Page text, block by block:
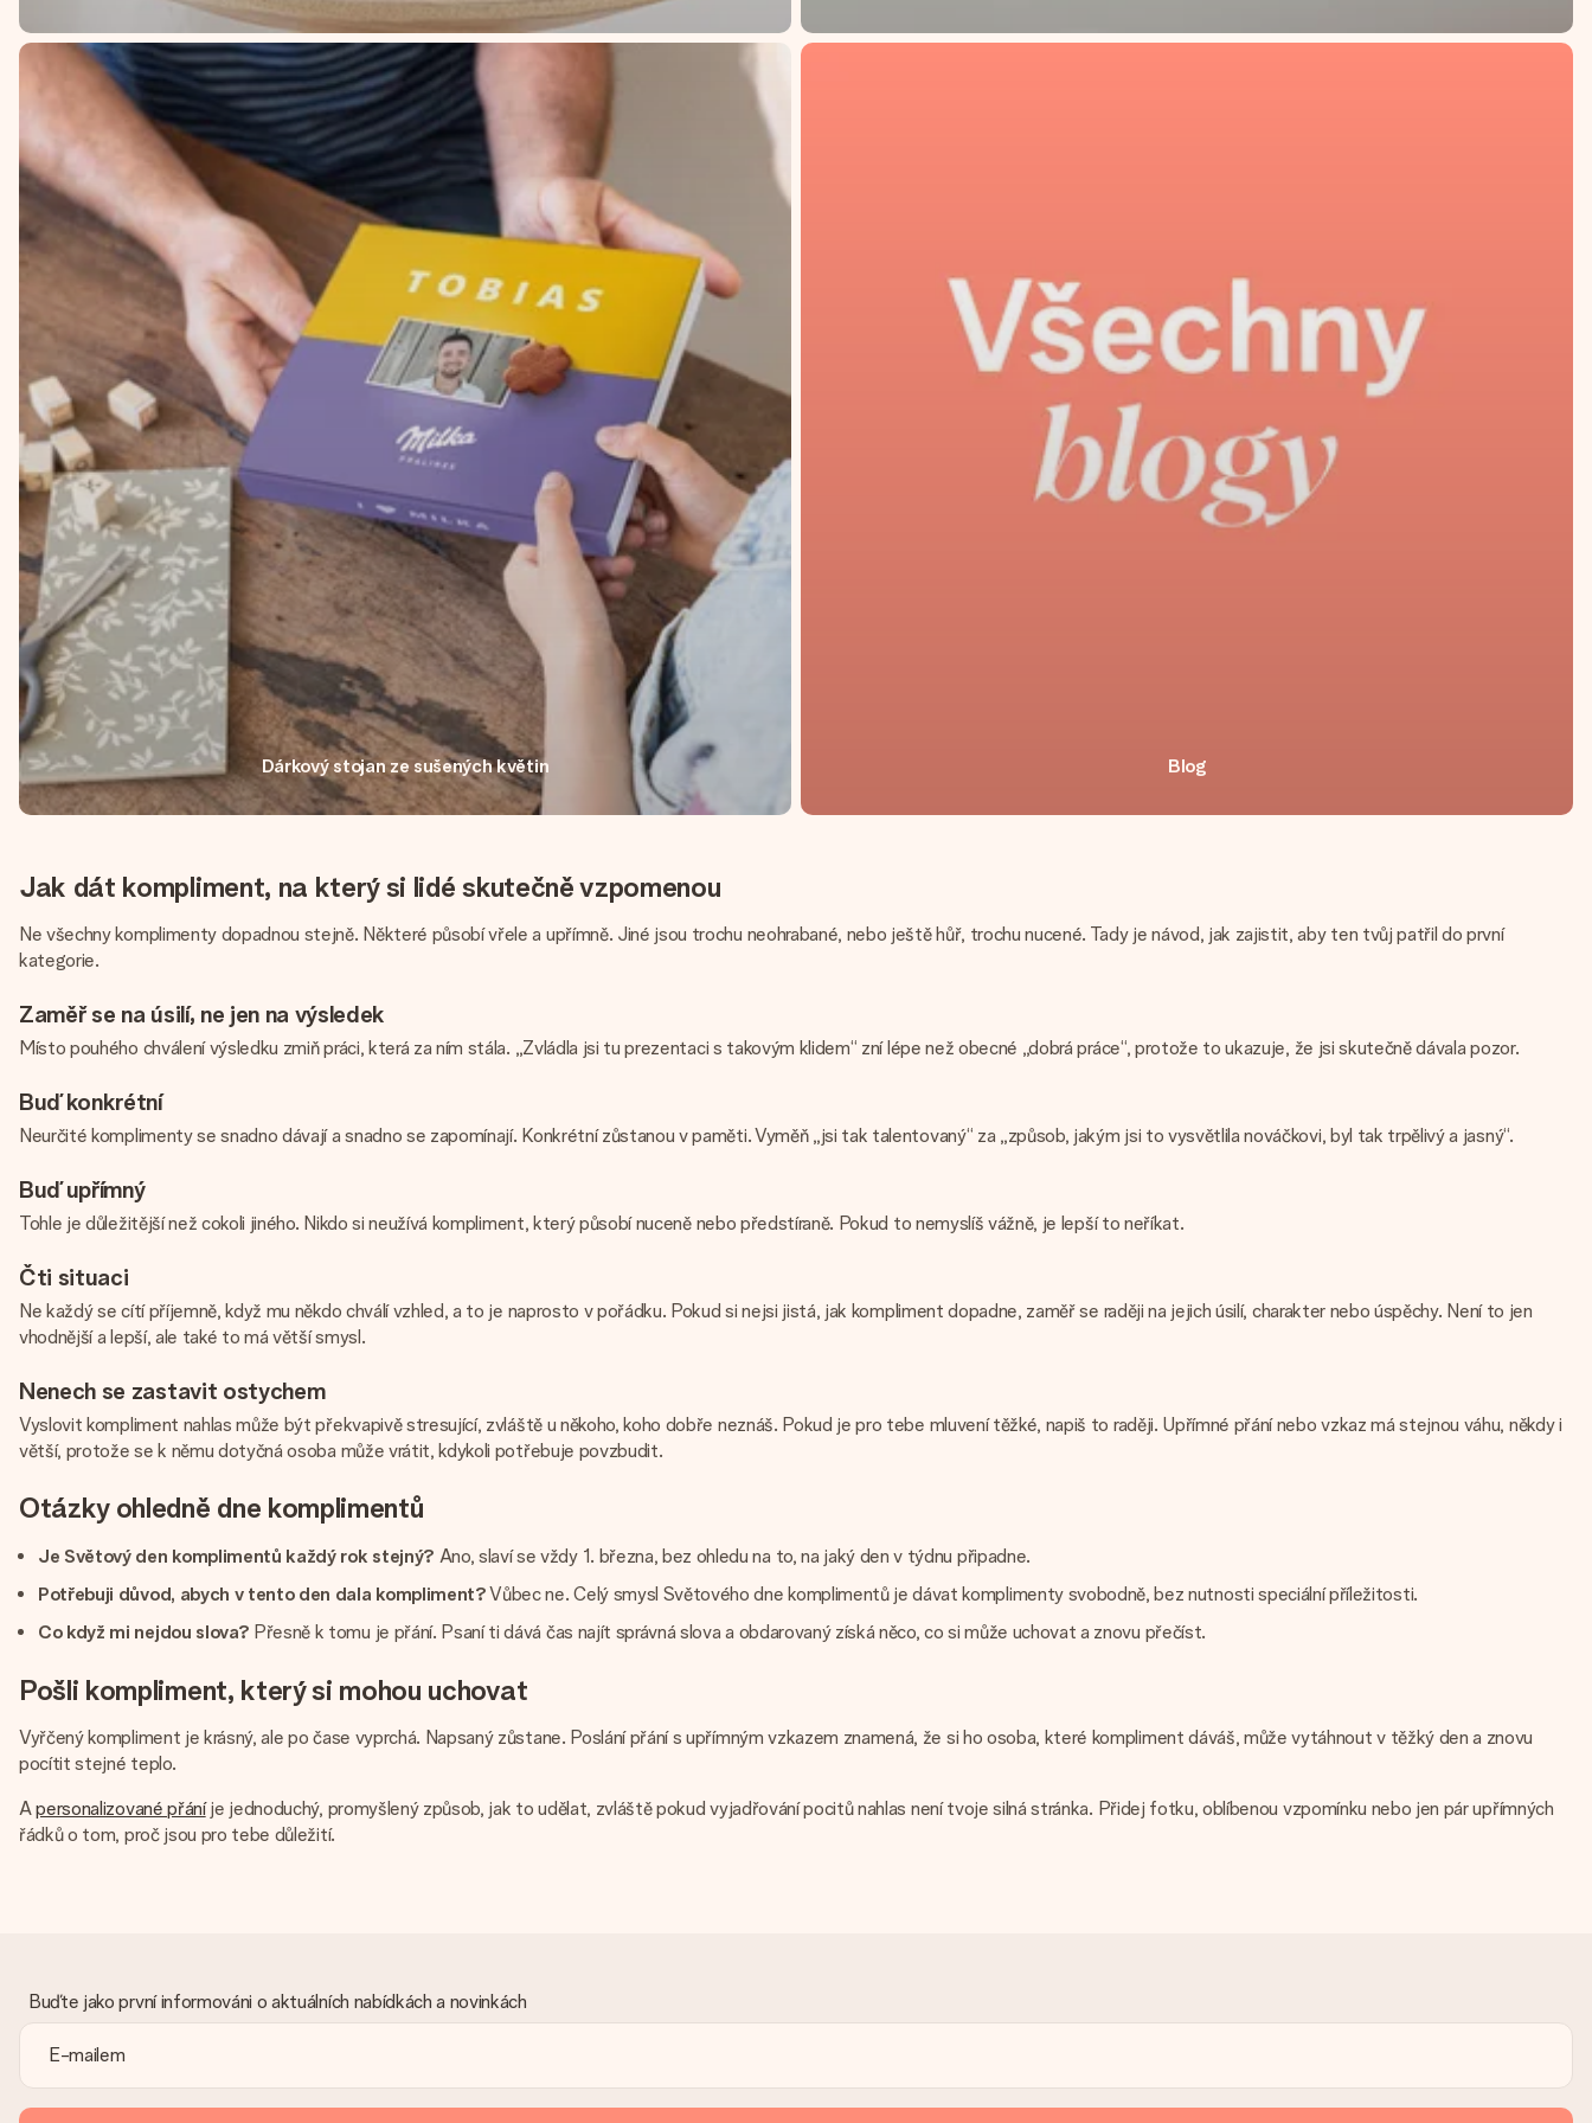
Dárkový stojan ze sušených květin Blog
Jak dát kompliment, na který si lidé skutečně vzpomenou
Ne všechny komplimenty dopadnou stejně. Některé působí vřele a upřímně. Jiné jsou trochu neohrabané, nebo ještě hůř, trochu nucené. Tady je návod, jak zajistit, aby ten tvůj patřil do první
kategorie.
Zaměř se na úsilí, ne jen na výsledek
Místo pouhého chválení výsledku zmiň práci, která za ním stála. „Zvládla jsi tu prezentaci s takovým klidem“ zní lépe než obecné „dobrá práce“, protože to ukazuje, že jsi skutečně dávala pozor.
Buď konkrétní
Neurčité komplimenty se snadno dávají a snadno se zapomínají. Konkrétní zůstanou v paměti. Vyměň „jsi tak talentovaný“ za „způsob, jakým jsi to vysvětlila nováčkovi, byl tak trpělivý a jasný“.
Buď upřímný
Tohle je důležitější než cokoli jiného. Nikdo si neužívá kompliment, který působí nuceně nebo předstíraně. Pokud to nemyslíš vážně, je lepší to neříkat.
Čti situaci
Ne každý se cítí příjemně, když mu někdo chválí vzhled, a to je naprosto v pořádku. Pokud si nejsi jistá, jak kompliment dopadne, zaměř se raději na jejich úsilí, charakter nebo úspěchy. Není to jen
vhodnější a lepší, ale také to má větší smysl.
Nenech se zastavit ostychem
Vyslovit kompliment nahlas může být překvapivě stresující, zvláště u někoho, koho dobře neznáš. Pokud je pro tebe mluvení těžké, napiš to raději. Upřímné přání nebo vzkaz má stejnou váhu, někdy i
větší, protože se k němu dotyčná osoba může vrátit, kdykoli potřebuje povzbudit.
Otázky ohledně dne komplimentů
Je Světový den komplimentů každý rok stejný? Ano, slaví se vždy 1. března, bez ohledu na to, na jaký den v týdnu připadne.
Potřebuji důvod, abych v tento den dala kompliment?Vůbec ne. Celý smysl Světového dne komplimentů je dávat komplimenty svobodně, bez nutnosti speciální příležitosti.
Co když mi nejdou slova? Přesně k tomu je přání. Psaní ti dává čas najít správná slova a obdarovaný získá něco, co si může uchovat a znovu přečíst.
Pošli kompliment, který si mohou uchovat
Vyřčený kompliment je krásný, ale po čase vyprchá. Napsaný zůstane. Poslání přání s upřímným vzkazem znamená, že si ho osoba, které kompliment dáváš, může vytáhnout v těžký den a znovu
pocítit stejné teplo.
Apersonalizované přáníje jednoduchý, promyšlený způsob, jak to udělat, zvláště pokud vyjadřování pocitů nahlas není tvoje silná stránka. Přidej fotku, oblíbenou vzpomínku nebo jen pár upřímných
řádků o tom, proč jsou pro tebe důležití.
Buďte jako první informováni o aktuálních nabídkách a novinkách